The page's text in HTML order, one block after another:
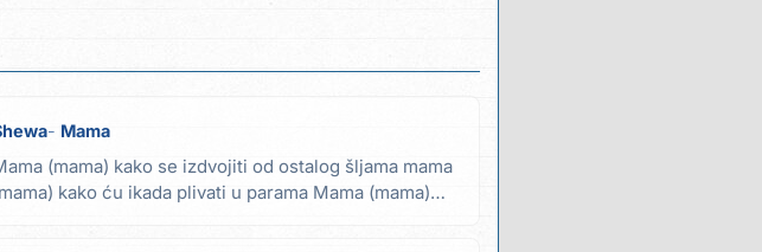
Mama
(mama) kako se izdvojiti od ostalog šljama mama
kako ću ikada plivati u parama Mama (mama)